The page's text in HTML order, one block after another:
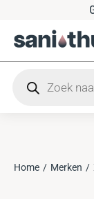
Je bent hier:
Home Merken